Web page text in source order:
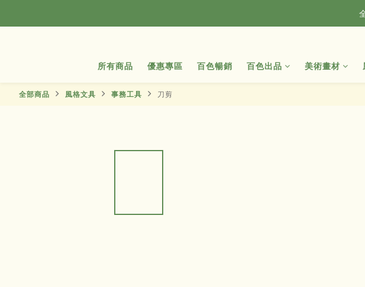
加入會員，首單
所有商品 優惠專區 百色暢銷 百色出品 美術畫材
全部商品 風格文具 事務工具 刀剪